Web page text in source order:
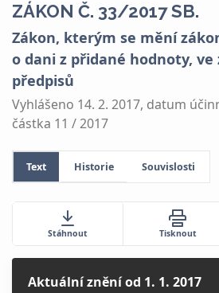
ZÁKON Č. 33/2017 SB.
Zákon, kterým se mění
o dani z přidané hodnoty, ve
předpisů
Vyhlášeno 14. 2. 2017, datum
částka 11 / 2017
Text Historie Souvislosti
Stáhnout Tisknout
Aktuální zněníod 1. 1. 2017